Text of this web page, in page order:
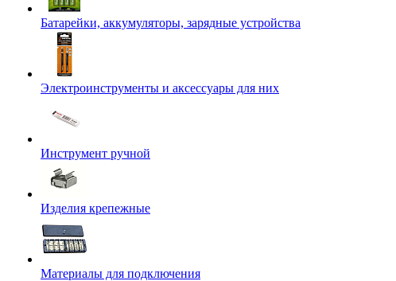
Батарейки, аккумуляторы, зарядные устройства
Электроинструменты и аксессуары для них
Инструмент ручной
Изделия крепежные
Материалы для подключения